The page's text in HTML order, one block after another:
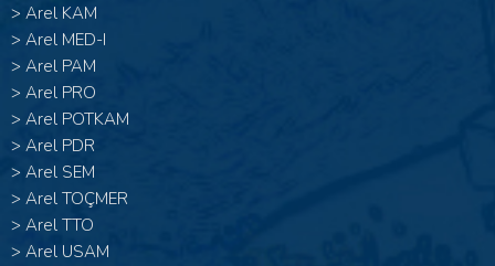
> Arel KAM
> Arel MED-I
> Arel PAM
> Arel PRO
> Arel POTKAM
> Arel PDR
> Arel SEM
> Arel TOÇMER
> Arel TTO
> Arel USAM